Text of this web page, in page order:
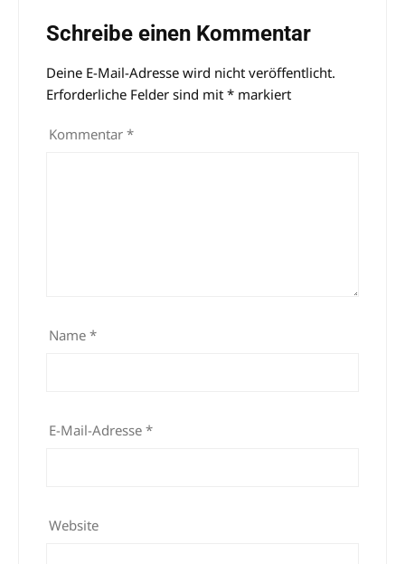
Schreibe einen Kommentar
Deine E-Mail-Adresse wird nicht veröffentlicht.
Erforderliche Felder sind mit * markiert
Kommentar *
Name *
E-Mail-Adresse *
Website
Alternative: